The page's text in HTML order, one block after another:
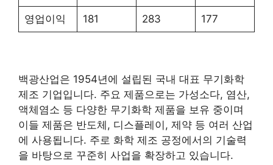
영업이익 181 283 177
백광산업은 1954년에 설립된 국내 대표 무기화학
제조 기업입니다. 주요 제품으로는 가성소다, 염산,
액체염소 등 다양한 무기화학 제품을 보유 중이며
이들 제품은 반도체, 디스플레이, 제약 등 여러 산업
에 사용됩니다. 주로 화학 제조 공정에서의 기술력
을 바탕으로 꾸준히 사업을 확장하고 있습니다.